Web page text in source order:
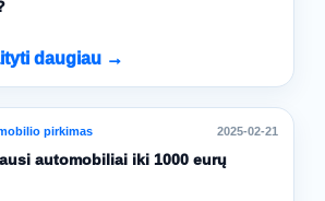
daugiau →
pirkimas 2025-02-21
automobiliai iki 1000 eurų